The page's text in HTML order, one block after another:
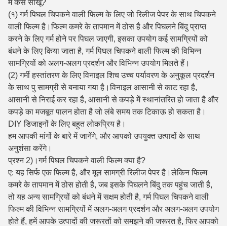
में कैसे सीखूं?
(१) गर्म पिघल चिपकने वाली फिल्म के लिए जो रिलीज पेपर के साथ चिपकने
वाली फिल्म है।फिल्म कमरे के तापमान में ठोस है और पिघलने बिंदु प्राप्त
करने के लिए गर्म होने पर पिघल जाएगी, इसका उपयोग कई सामग्रियों को
बंधने के लिए किया जाता है, गर्म पिघल चिपकने वाली फिल्म की विभिन्न
सामग्रियों को अलग-अलग प्रदर्शन और विभिन्न उपयोग मिलते हैं।
(2) गर्मी हस्तांतरण के लिए विनाइल शिच उच्च पर्यावरण के अनुकूल प्रदर्शन
के साथ पु सामग्री से बनाया गया है।विनाइल आसानी से काट रहा है,
आसानी से निराई कर रहा है, आसानी से कपड़े में स्थानांतरित हो जाता है और
कपड़े का मजबूत पालन होता है जो लंबे समय तक टिकाऊ हो सकता है।
DIY डिजाइनों के लिए बहुत लोकप्रिय है।
हम आपकी मांगों के बारे में जानेंगे, और आपको उपयुक्त उत्पादों के साथ
अनुशंसा करेंगे।
प्रश्न 2)।गर्म पिघल चिपकने वाली फिल्म क्या है?
ए: यह सिर्फ एक फिल्म है, और मूल सामग्री रिलीज पेपर है।लेकिन फिल्म
कमरे के तापमान में ठोस होती है, जब इसके पिघलने बिंदु तक पहुंच जाती है,
तो यह अन्य सामग्रियों को बंधने में सक्षम होती है, गर्म पिघल चिपकने वाली
फिल्म की विभिन्न सामग्रियों में अलग-अलग प्रदर्शन और अलग-अलग उपयोग
होते हैं, हमें आपके उत्पादों की जरूरतों को समझने की जरूरत है, फिर आपको